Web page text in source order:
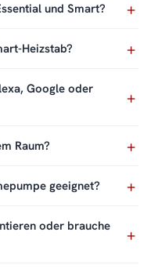
und Smart?
Heizstab?
Google oder
Raum?
geeignet?
oder brauche